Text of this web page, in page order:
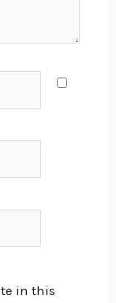
in this